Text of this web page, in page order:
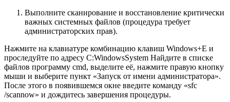
Выполните сканирование и восстановление критически
важных системных файлов (процедура требует
администраторских прав).
Нажмите на клавиатуре комбинацию клавиш Windows+E и
проследуйте по адресу C:WindowsSystem Найдите в списке
файлов программу cmd, выделите её, нажмите правую кнопку
мыши и выберите пункт «Запуск от имени администратора».
После этого в появившемся окне введите команду «sfc
/scannow» и дождитесь завершения процедуры.